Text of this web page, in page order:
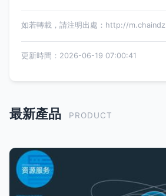
如若轉載，請注明出處：http://
更新時間：2026-06-19 07:00:41
最新產品 PRODUCT